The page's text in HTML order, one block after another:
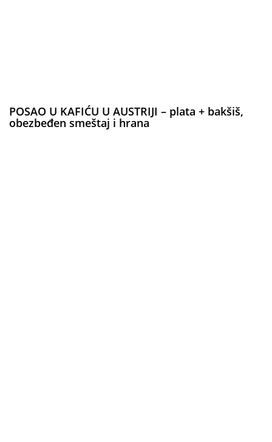
POSAO U KAFIĆU U AUSTRIJI – plata + bakšiš,
obezbeđen smeštaj i hrana